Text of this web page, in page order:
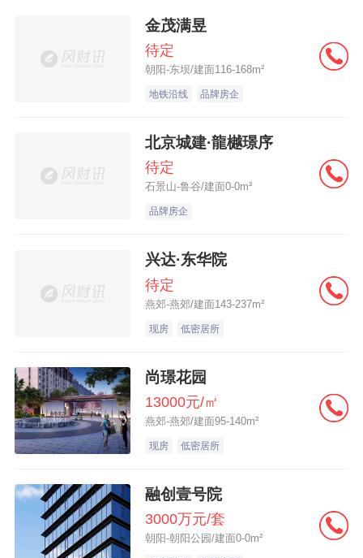
金茂满昱
待定
朝阳-东坝/建面116-168m²
地铁沿线 品牌房企
北京城建·龍樾璟序
待定
石景山-鲁谷/建面0-0m²
品牌房企
兴达·东华院
待定
燕郊-燕郊/建面143-237m²
现房 低密居所
尚璟花园
13000元/㎡
燕郊-燕郊/建面95-140m²
现房 低密居所
融创壹号院
3000万元/套
朝阳-朝阳公园/建面0-0m²